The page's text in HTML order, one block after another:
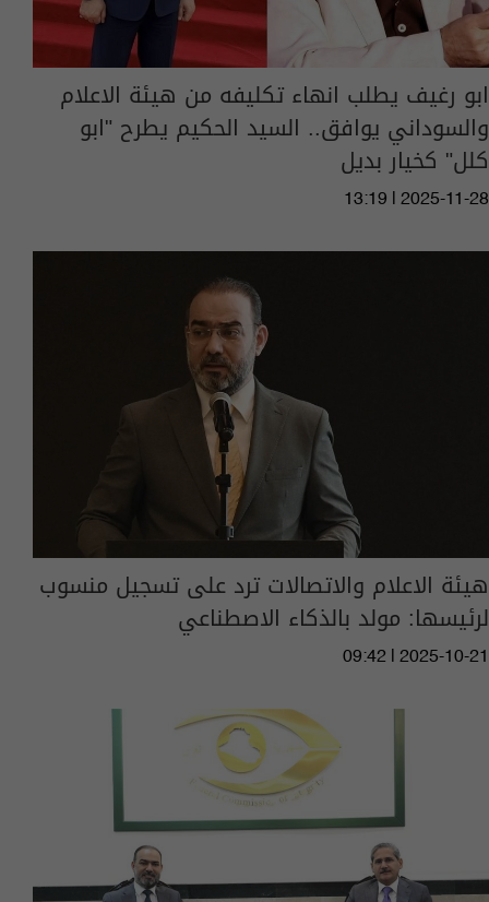
ابو رغيف يطلب انهاء تكليفه من هيئة الاعلام
والسوداني يوافق.. السيد الحكيم يطرح "ابو
كلل" كخيار بديل
13:19 | 2025-11-28
هيئة الاعلام والاتصالات ترد على تسجيل منسوب
لرئيسها: مولد بالذكاء الاصطناعي
09:42 | 2025-10-21